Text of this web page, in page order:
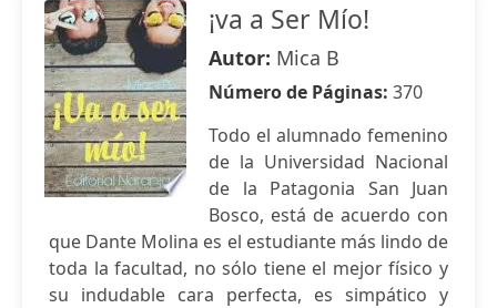
¡va a Ser Mío!
Autor: Mica B
Número de Páginas: 370
Todo el alumnado femenino
de la Universidad Nacional
de la Patagonia San Juan
Bosco, está de acuerdo con
que Dante Molina es el estudiante más lindo de
toda la facultad, no sólo tiene el mejor físico y
su indudable cara perfecta, es simpático y